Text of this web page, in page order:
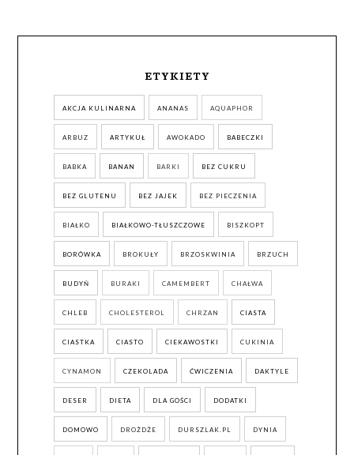
ETYKIETY
AKCJA KULINARNA ANANAS AQUAPHOR
ARBUZ ARTYKUŁ AWOKADO BABECZKI
BABKA BANAN BARKI BEZ CUKRU
BEZ GLUTENU BEZ JAJEK BEZ PIECZENIA
BIAŁKO BIAŁKOWO-TŁUSZCZOWE BISZKOPT
BORÓWKA BROKUŁY BRZOSKWINIA BRZUCH
BUDYŃ BURAKI CAMEMBERT CHAŁWA
CHLEB CHOLESTEROL CHRZAN CIASTA
CIASTKA CIASTO CIEKAWOSTKI CUKINIA
CYNAMON CZEKOLADA ĆWICZENIA DAKTYLE
DESER DIETA DLA GOŚCI DODATKI
DOMOWO DROŻDŻE DURSZLAK.PL DYNIA